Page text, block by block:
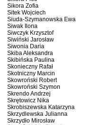
Sikora Zofia
Sitek Wojciech
Siuda-Szymanowska Ewa
Siwak Ilona
Siwczyk Krzysztof
Siwiński Jarosław
Siwonia Daria
Skiba Aleksandra
Skibińska Paulina
Skonieczny Rafał
Skotniczny Marcin
Skowroński Robert
Skowroński Szymon
Skrendo Andrzej
Skrętowicz Nika
Skrobiszewska Katarzyna
Skrzydlewska Julianna
Skrzydło Mirosław